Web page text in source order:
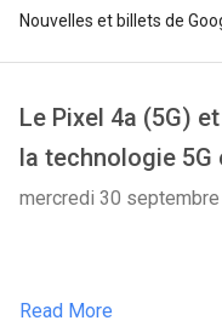
Nouvelles et billets de
Le Pixel 4a (5G)
la technologie 5G
mercredi 30
Read More